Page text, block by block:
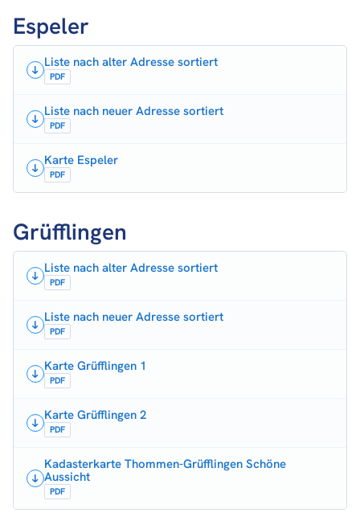
Espeler
Liste nach alter Adresse sortiert
PDF
Liste nach neuer Adresse sortiert
PDF
Karte Espeler
PDF
Grüfflingen
Liste nach alter Adresse sortiert
PDF
Liste nach neuer Adresse sortiert
PDF
Karte Grüfflingen 1
PDF
Karte Grüfflingen 2
PDF
Kadasterkarte Thommen-Grüfflingen Schöne
Aussicht
PDF